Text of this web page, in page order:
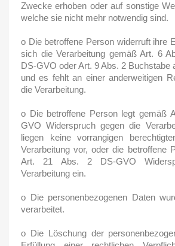
Zwecke erhoben oder auf sonstige
welche sie nicht mehr notwendig sind.
o Die betroffene Person widerruft ihre
sich die Verarbeitung gemäß Art. 6
DS-GVO oder Art. 9 Abs. 2 Buchstabe
und es fehlt an einer anderweitigen
die Verarbeitung.
o Die betroffene Person legt gemäß
GVO Widerspruch gegen die
liegen keine vorrangigen
Verarbeitung vor, oder die betroffene
Art. 21 Abs. 2 DS-GVO
Verarbeitung ein.
o Die personenbezogenen Daten
verarbeitet.
o Die Löschung der